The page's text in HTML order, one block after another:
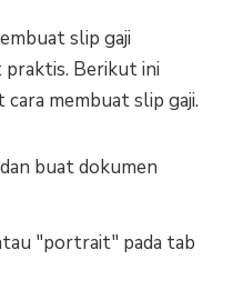
slip gaji
praktis. Berikut ini
membuat slip gaji.
buat dokumen
"portrait" pada tab